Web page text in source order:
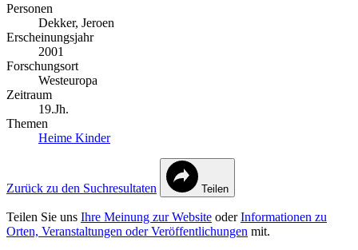
Personen
Dekker, Jeroen
Erscheinungsjahr
2001
Forschungsort
Westeuropa
Zeitraum
19.Jh.
Themen
Heime Kinder
Zurück zu den Suchresultaten Teilen
Teilen Sie uns Ihre Meinung zur Website oderInformationen zu
Orten, Veranstaltungen oder Veröffentlichungen mit.